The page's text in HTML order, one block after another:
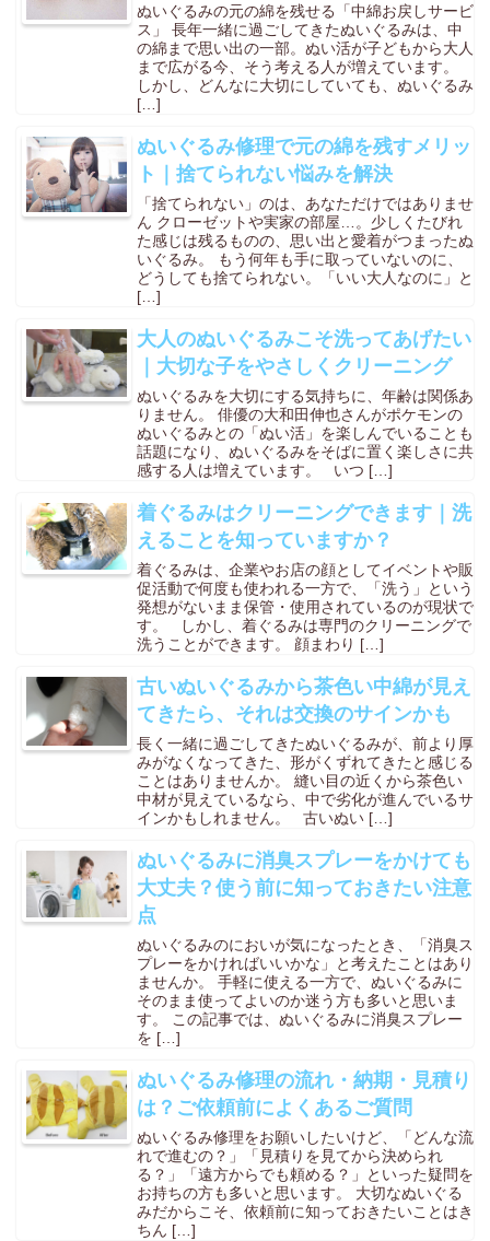
ぬいぐるみの元の綿を残せる「中綿お戻しサービ
ス」 長年一緒に過ごしてきたぬいぐるみは、中
の綿まで思い出の一部。ぬい活が子どもから大人
まで広がる今、そう考える人が増えています。
しかし、どんなに大切にしていても、ぬいぐるみ
[…]
ぬいぐるみ修理で元の綿を残すメリッ
ト｜捨てられない悩みを解決
「捨てられない」のは、あなただけではありませ
ん クローゼットや実家の部屋…。少しくたびれ
た感じは残るものの、思い出と愛着がつまったぬ
いぐるみ。 もう何年も手に取っていないのに、
どうしても捨てられない。「いい大人なのに」と
[…]
大人のぬいぐるみこそ洗ってあげたい
｜大切な子をやさしくクリーニング
ぬいぐるみを大切にする気持ちに、年齢は関係あ
りません。 俳優の大和田伸也さんがポケモンの
ぬいぐるみとの「ぬい活」を楽しんでいることも
話題になり、ぬいぐるみをそばに置く楽しさに共
感する人は増えています。 いつ […]
着ぐるみはクリーニングできます｜洗
えることを知っていますか？
着ぐるみは、企業やお店の顔としてイベントや販
促活動で何度も使われる一方で、「洗う」という
発想がないまま保管・使用されているのが現状で
す。 しかし、着ぐるみは専門のクリーニングで
洗うことができます。 顔まわり […]
古いぬいぐるみから茶色い中綿が見え
てきたら、それは交換のサインかも
長く一緒に過ごしてきたぬいぐるみが、前より厚
みがなくなってきた、形がくずれてきたと感じる
ことはありませんか。 縫い目の近くから茶色い
中材が見えているなら、中で劣化が進んでいるサ
インかもしれません。 古いぬい […]
ぬいぐるみに消臭スプレーをかけても
大丈夫？使う前に知っておきたい注意
点
ぬいぐるみのにおいが気になったとき、「消臭ス
プレーをかければいいかな」と考えたことはあり
ませんか。 手軽に使える一方で、ぬいぐるみに
そのまま使ってよいのか迷う方も多いと思いま
す。 この記事では、ぬいぐるみに消臭スプレー
を […]
ぬいぐるみ修理の流れ・納期・見積り
は？ご依頼前によくあるご質問
ぬいぐるみ修理をお願いしたいけど、「どんな流
れで進むの？」「見積りを見てから決められ
る？」「遠方からでも頼める？」といった疑問を
お持ちの方も多いと思います。 大切なぬいぐる
みだからこそ、依頼前に知っておきたいことはき
ちん […]